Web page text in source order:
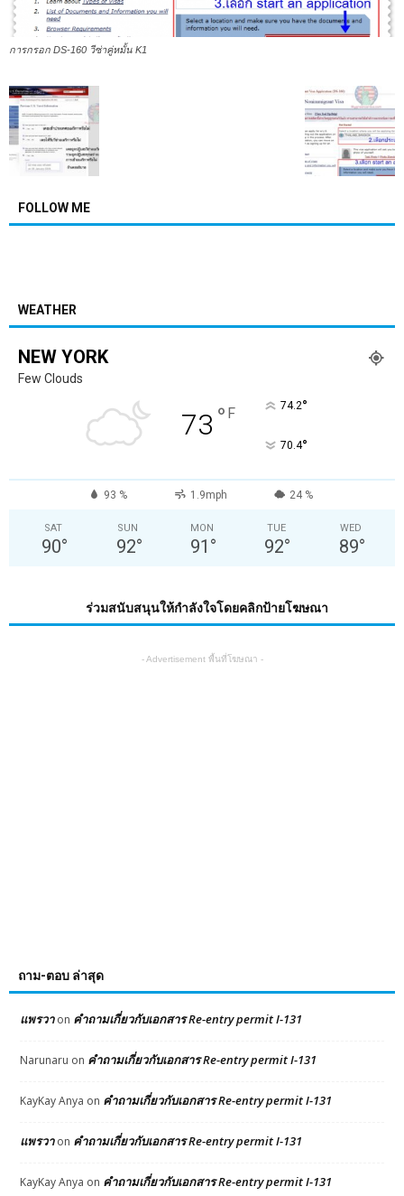
การกรอก DS-160 วีซ่าคู่หมั้น K1
FOLLOW ME
WEATHER
NEW YORK
Few Clouds
73 ° F 74.2°
70.4°
93 % 1.9mph 24 %
SAT
90°
SUN
92°
MON
91 °
TUE
92°
WED
89°
ร่วมสนับสนุนให้กำลังใจโดยคลิกป้ายโฆษณา
- Advertisement พื้นที่โฆษณา -
ถาม-ตอบ ล่าสุด
แพรวาon คำถามเกี่ยวกับเอกสาร Re-entry permit I-131
Narunaru on คำถามเกี่ยวกับเอกสาร Re-entry permit I-131
KayKay Anya on คำถามเกี่ยวกับเอกสาร Re-entry permit I-131
แพรวาon คำถามเกี่ยวกับเอกสาร Re-entry permit I-131
KayKay Anya on คำถามเกี่ยวกับเอกสาร Re-entry permit I-131